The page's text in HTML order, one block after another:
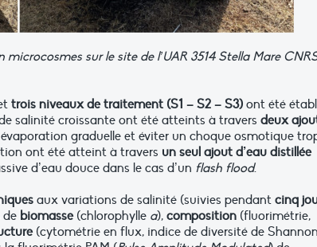
sur le site de l’UAR 3514 Stella Mare
trois niveaux de traitement (S1 – S2 – S3) ont été
salinité croissante ont été atteints à travers deux
graduelle et éviter un choque osmotique
ont été atteint à travers un seul ajout d’eau distillée
d’eau douce dans le cas d’un flash flood.
aux variations de salinité (suivies pendant cinq
de biomasse(chlorophylle a), composition (fluorimétrie,
(cytométrie en flux, indice de diversité de